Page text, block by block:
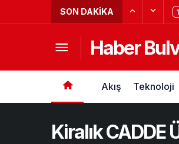
SON DAKIKA
Haber
Akış Teknoloji
Kiralık CADDE